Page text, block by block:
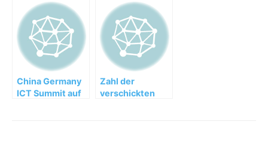
Welt
China Germany
ICT Summit auf
Zahl der
verschickten